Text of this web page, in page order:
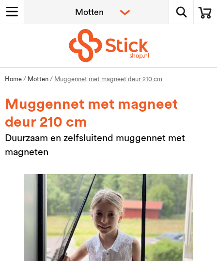
Home / Motten / Muggennet met magneet deur 210 cm
Muggennet met magneet
deur 210 cm
Duurzaam en zelfsluitend muggennet met
magneten